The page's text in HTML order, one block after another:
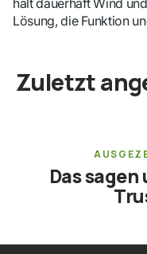
hält dauerhaft Wind
Lösung, die Funktion
Zuletzt
Das